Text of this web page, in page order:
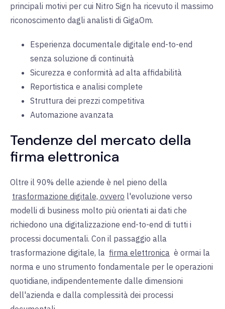
principali motivi per cui Nitro Sign ha ricevuto il massimo
riconoscimento dagli analisti di GigaOm.
Esperienza documentale digitale end-to-end
senza soluzione di continuità
Sicurezza e conformità ad alta affidabilità
Reportistica e analisi complete
Struttura dei prezzi competitiva
Automazione avanzata
Tendenze del mercato della
firma elettronica
Oltre il 90% delle aziende è nel pieno della
trasformazione digitale, ovvero l'evoluzione verso
modelli di business molto più orientati ai dati che
richiedono una digitalizzazione end-to-end di tutti i
processi documentali. Con il passaggio alla
trasformazione digitale, la firma elettronica è ormai la
norma e uno strumento fondamentale per le operazioni
quotidiane, indipendentemente dalle dimensioni
dell'azienda e dalla complessità dei processi